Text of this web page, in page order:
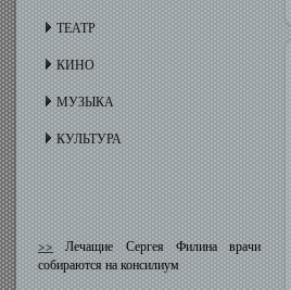
ТЕАТР
КИНО
МУЗЫКА
КУЛЬТУРА
>>Лечащие Сергея Филина врачи
собираются на консилиум